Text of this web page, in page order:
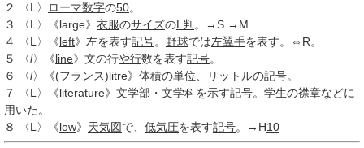
２
〈L〉 ローマ数字の50。
３
〈L〉《large》 衣服のサイズのL判 。→S →M
４
〈L〉《left》左を表す記号。 野球では左翼手を表す。⇔R。
５
〈l〉《line》文の行や行数を表す記号。
６
〈l〉《(フランス)litre》 体積の単位 リットルの記号。
７
〈L〉《literature》 文学部 ・ 文学科を示す記号。 学生の襟章などに
用いた 。
８
〈L〉《low》 天気図で、 低気圧を表す記号。→H10